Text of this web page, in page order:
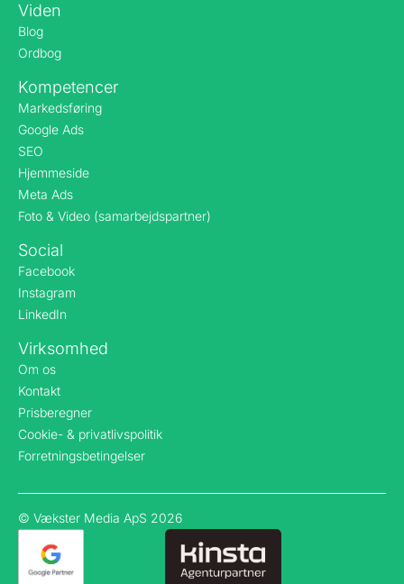
Viden
Blog
Ordbog
Kompetencer
Markedsføring
Google Ads
SEO
Hjemmeside
Meta Ads
Foto & Video (samarbejdspartner)
Social
Facebook
Instagram
LinkedIn
Virksomhed
Om os
Kontakt
Prisberegner
Cookie- & privatlivspolitik
Forretningsbetingelser
© Vækster Media ApS 2026